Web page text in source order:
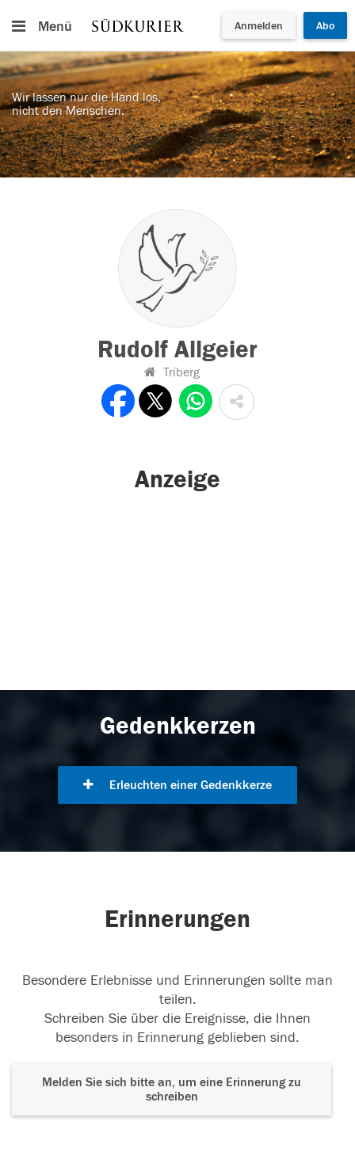
Menü Anmelden Abo
Wir lassen nur die Hand los,
nicht den Menschen.
Rudolf Allgeier
Triberg
Anzeige
Gedenkkerzen
Erleuchten einer Gedenkkerze
Erinnerungen
Besondere Erlebnisse und Erinnerungen sollte man
teilen.
Schreiben Sie über die Ereignisse, die Ihnen
besonders in Erinnerung geblieben sind.
Melden Sie sich bitte an, um eine Erinnerung zu
schreiben